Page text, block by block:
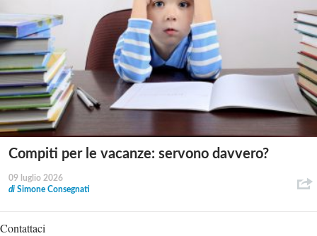
Compiti per le vacanze: servono davvero?
09 luglio 2026
di Simone Consegnati
Contattaci